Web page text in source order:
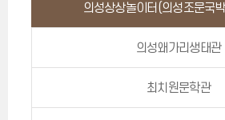
의성상상놀이터(의성조문국
의성왜가리생태관
최치원문학관